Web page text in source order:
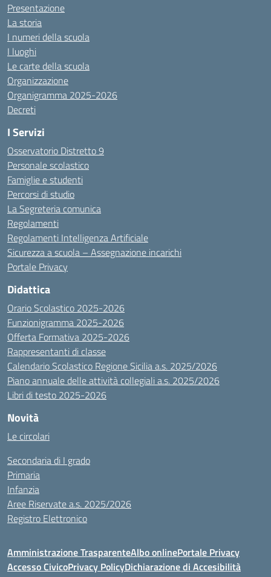
Presentazione
La storia
I numeri della scuola
I luoghi
Le carte della scuola
Organizzazione
Organigramma 2025-2026
Decreti
I Servizi
Osservatorio Distretto 9
Personale scolastico
Famiglie e studenti
Percorsi di studio
La Segreteria comunica
Regolamenti
Regolamenti Intelligenza Artificiale
Sicurezza a scuola – Assegnazione incarichi
Portale Privacy
Didattica
Orario Scolastico 2025-2026
Funzionigramma 2025-2026
Offerta Formativa 2025-2026
Rappresentanti di classe
Calendario Scolastico Regione Sicilia a.s. 2025/2026
Piano annuale delle attività collegiali a.s. 2025/2026
Libri di testo 2025-2026
Novità
Le circolari
Secondaria di I grado
Primaria
Infanzia
Aree Riservate a.s. 2025/2026
Registro Elettronico
Amministrazione TrasparenteAlbo onlinePortale Privacy
Accesso CivicoPrivacy PolicyDichiarazione di Accesibilità